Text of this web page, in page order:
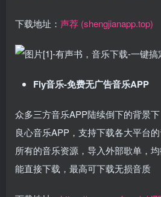
下载地址： 声荐 (shengjianapp.top)
Fly音乐-免费无广告音乐APP
众多三方音乐APP陆续倒下的背景
良心音乐APP，支持下载各大平台
所有的音乐资源，导入外部歌单，
能直接下载，最高可下载无损音质​